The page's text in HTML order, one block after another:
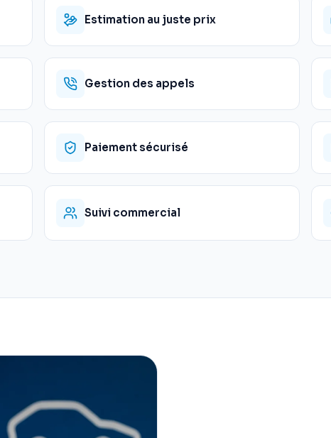
Estimation au juste prix
Gestion des appels
Paiement sécurisé
Suivi commercial